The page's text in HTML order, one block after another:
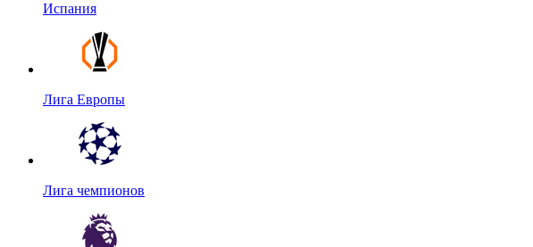
Испания
Лига Европы
Лига чемпионов